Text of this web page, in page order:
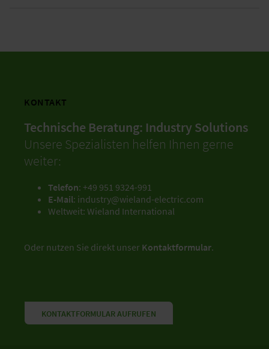
KONTAKT
Technische Beratung: Industry Solutions
Unsere Spezialisten helfen Ihnen gerne
weiter:
Telefon: +49 951 9324-991
E-Mail: industry@wieland-electric.com
Weltweit: Wieland International
Oder nutzen Sie direkt unser Kontaktformular.
KONTAKTFORMULAR AUFRUFEN